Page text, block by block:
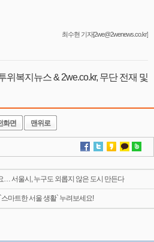
최수현 기자[2we@2wenews.co.kr]
위복지뉴스 & 2we.co.kr, 무단 전재 및
화면 맨위로
… 서울시, 누구도 외롭지 않은 도시 만든다
마트한 서울 생활` 누려보세요!